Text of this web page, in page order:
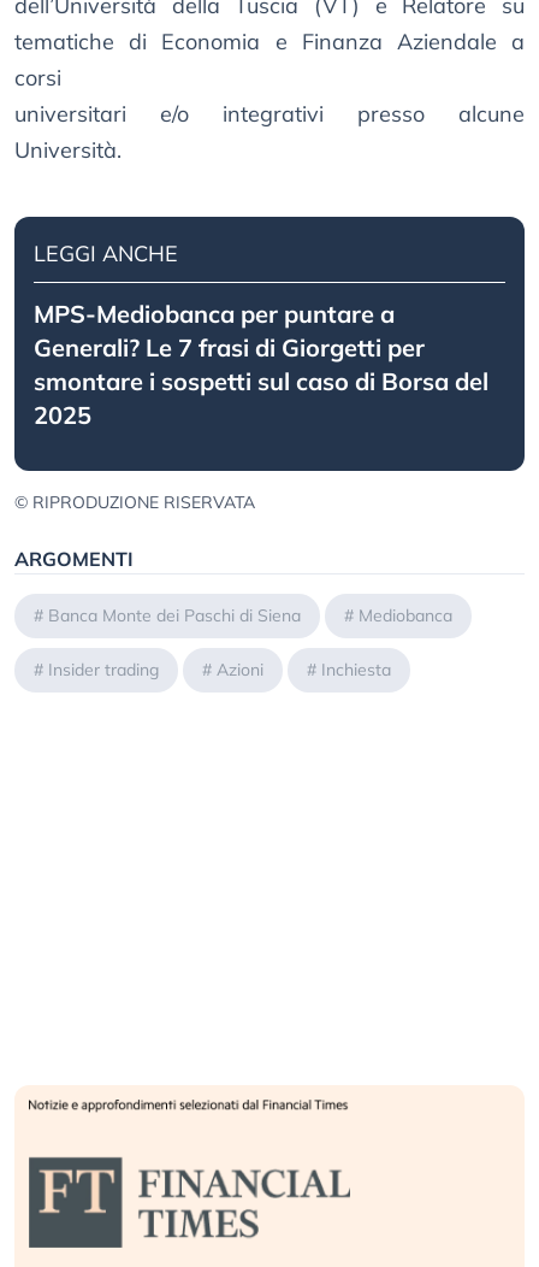
tematiche di Economia e Finanza Aziendale a
corsi
universitari e/o integrativi presso alcune
Università.
LEGGI ANCHE
MPS-Mediobanca per puntare a
Generali? Le 7 frasi di Giorgetti per
smontare i sospetti sul caso di Borsa del
2025
© RIPRODUZIONE RISERVATA
ARGOMENTI
# Banca Monte dei Paschi di Siena # Mediobanca
# Insider trading # Azioni # Inchiesta